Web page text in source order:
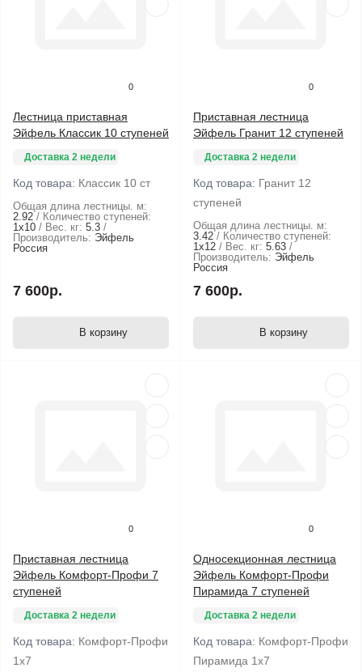
0
Лестница приставная
Эйфель Классик 10 ступеней
Доставка 2 недели
Код товара: Классик 10 ст
Общая длина лестницы. м:
2.92
Количество ступеней:
1х10
Вес. кг: 5.3
Производитель: Эйфель
Россия
7 600р.
В корзину
0
Приставная лестница
Эйфель Гранит 12 ступеней
Доставка 2 недели
Код товара: Гранит 12
ступеней
Общая длина лестницы. м:
3.42
Количество ступеней:
1х12
Вес. кг: 5.63
Производитель: Эйфель
Россия
7 600р.
В корзину
0
Приставная лестница
Эйфель Комфорт-Профи 7
ступеней
Доставка 2 недели
Код товара: Комфорт-Профи
1х7
0
Односекционная лестница
Эйфель Комфорт-Профи
Пирамида 7 ступеней
Доставка 2 недели
Код товара: Комфорт-Профи
Пирамида 1х7